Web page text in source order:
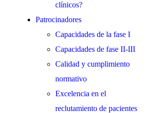
clínicos?
Patrocinadores
Capacidades de la fase I
Capacidades de fase II-III
Calidad y cumplimiento
normativo
Excelencia en el
reclutamiento de pacientes